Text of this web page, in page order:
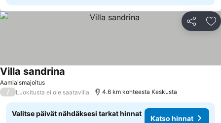
Jaa
Aamiaismajoitus
Villa sandrina
/ Luokitusta ei ole saatavilla 4.6 km kohteesta Keskusta
Valitse päivät nähdäksesi tarkat hinnat
Katso hinnat